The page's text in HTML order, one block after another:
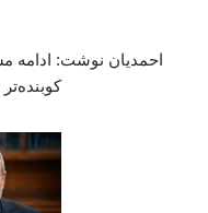
احمدیان نوشت: ادامه